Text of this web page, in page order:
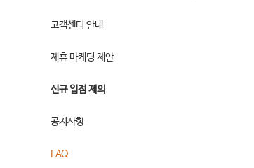
고객센터 안내
제휴 마케팅 제안
신규 입점 제의
공지사항
FAQ